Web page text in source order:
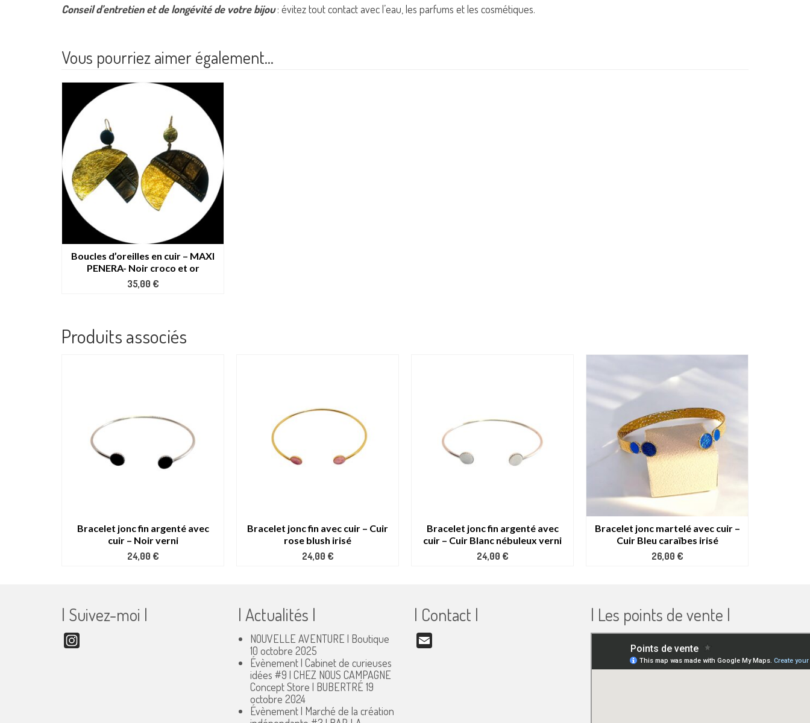
Conseil d’entretien et de longévité de votre bijou: évitez tout contact avec l’eau, les parfums et les cosmétiques.
Vous pourriez aimer également…
Boucles d’oreilles en cuir – MAXI
PENERA- Noir croco et or
35,00 €
Produits associés
Bracelet jonc fin argenté avec
cuir – Noir verni
24,00 €
Bracelet jonc fin avec cuir – Cuir
rose blush irisé
24,00 €
Bracelet jonc fin argenté avec
cuir – Cuir Blanc nébuleux verni
24,00 €
Bracelet jonc martelé avec cuir –
Cuir Bleu caraïbes irisé
26,00 €
| Suivez-moi | | Actualités |
NOUVELLE AVENTURE | Boutique
10 octobre 2025
Évènement | Cabinet de curieuses
idées #9 | CHEZ NOUS CAMPAGNE
Concept Store | BUBERTRÉ 19
octobre 2024
Évènement | Marché de la création
| Contact | | Les points de vente |